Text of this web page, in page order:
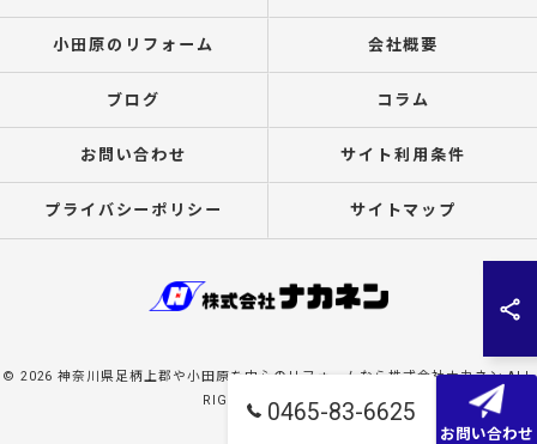
0465-83-6625
お問い合わせ
小田原のリフォーム 会社概要
ブログ コラム
お問い合わせ サイト利用条件
プライバシーポリシー サイトマップ
© 2026 神奈川県足柄上郡や小田原を中心のリフォームなら株式会社ナカネン ALL
RIGHTS RESERVED.